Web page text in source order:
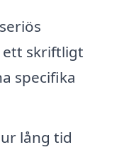
ett skriftligt
specifika
lång tid